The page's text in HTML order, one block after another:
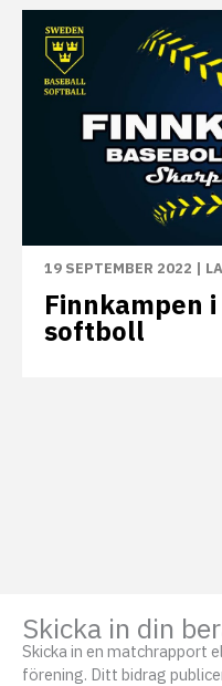
19 SEPTEMBER 2022 |
Finnkampen
softboll
Skicka in din
Skicka in en matchrapport
förening. Ditt bidrag